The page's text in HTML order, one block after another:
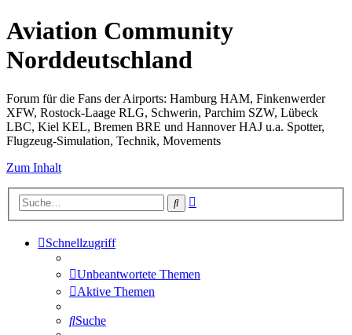
Aviation Community
Norddeutschland
Forum für die Fans der Airports: Hamburg HAM, Finkenwerder
XFW, Rostock-Laage RLG, Schwerin, Parchim SZW, Lübeck
LBC, Kiel KEL, Bremen BRE und Hannover HAJ u.a. Spotter,
Flugzeug-Simulation, Technik, Movements
Zum Inhalt
Suche
Schnellzugriff
Unbeantwortete Themen
Aktive Themen
Suche